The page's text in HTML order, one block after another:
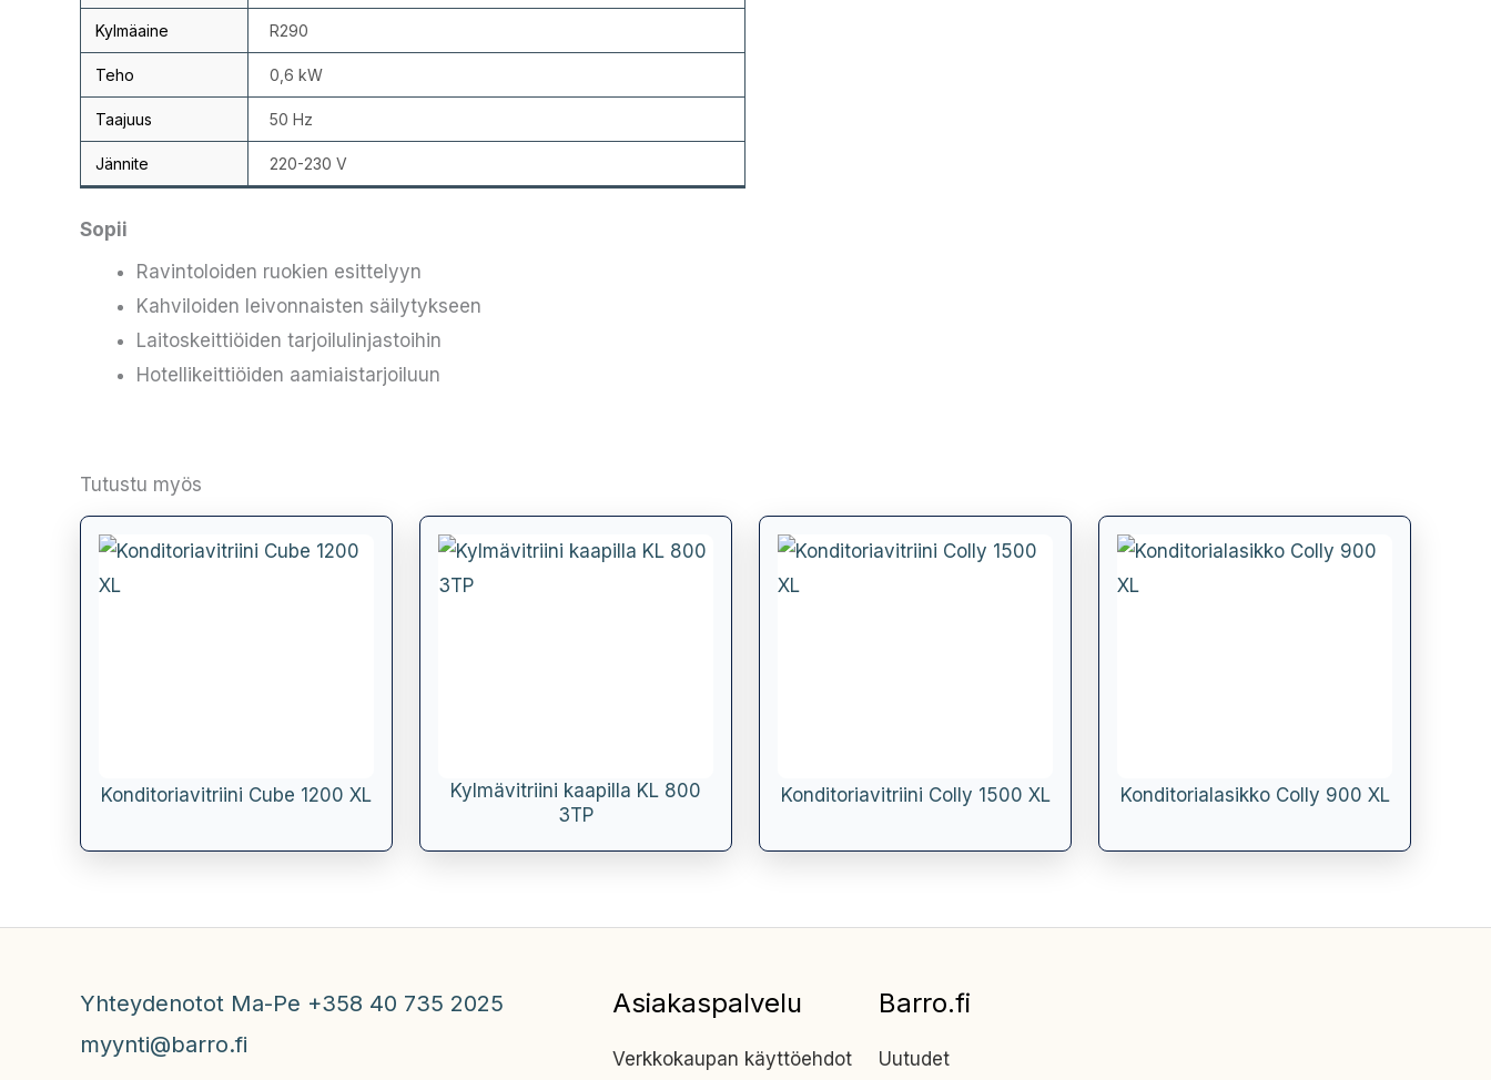
Kylmäaine R290
Teho 0,6 kW
Taajuus 50 Hz
Jännite 220-230 V
Sopii
Ravintoloiden ruokien esittelyyn
Kahviloiden leivonnaisten säilytykseen
Laitoskeittiöiden tarjoilulinjastoihin
Hotellikeittiöiden aamiaistarjoiluun
Tutustu myös
Konditoriavitriini Cube 1200 XL
Kylmävitriini kaapilla KL 800
3TP
Konditoriavitriini Colly 1500 XL Konditorialasikko Colly 900 XL
Yhteydenotot Ma-Pe +358 40 735 2025
myynti@barro.fi
Asiakaspalvelu
Verkkokaupan käyttöehdot
Barro.fi
Uutudet